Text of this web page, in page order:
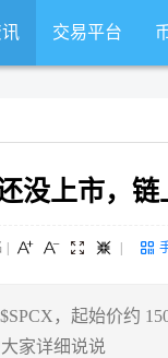
交易平台
没上市，
，起始价约
家详细说说